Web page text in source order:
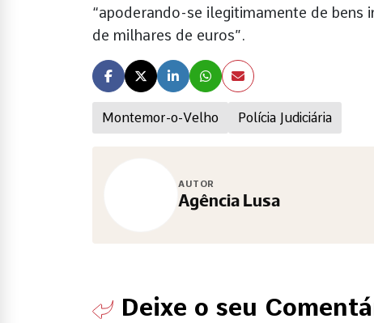
Montemor-o-Velho Polícia Judiciária
AUTOR
Agência Lusa
“apoderando-se ilegitimamente de bens
de milhares de euros”.
Deixe o seu